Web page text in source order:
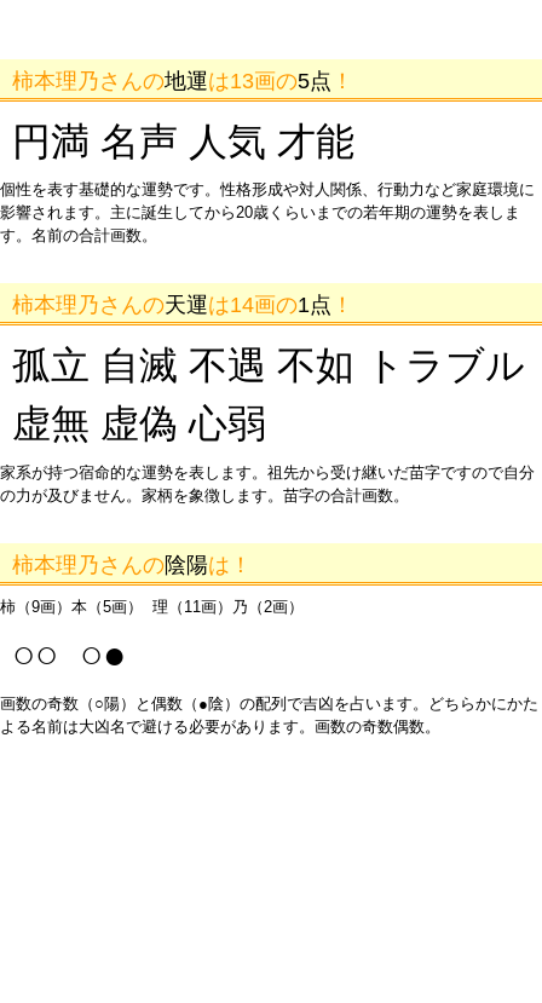
柿本理乃さんの地運は13画の5点 ！
円満 名声 人気 才能
個性を表す基礎的な運勢です。性格形成や対人関係、行動力など家庭環境に
影響されます。主に誕生してから20歳くらいまでの若年期の運勢を表しま
す。名前の合計画数。
柿本理乃さんの天運は14画の1点 ！
孤立 自滅 不遇 不如 トラブル
虚無 虚偽 心弱
家系が持つ宿命的な運勢を表します。祖先から受け継いだ苗字ですので自分
の力が及びません。家柄を象徴します。苗字の合計画数。
柿本理乃さんの陰陽は！
柿（9画）本（5画） 理（11画）乃（2画）
○○ ○●
画数の奇数（○陽）と偶数（●陰）の配列で吉凶を占います。どちらかにかた
よる名前は大凶名で避ける必要があります。画数の奇数偶数。